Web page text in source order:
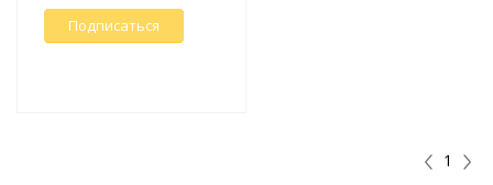
Подписаться
1